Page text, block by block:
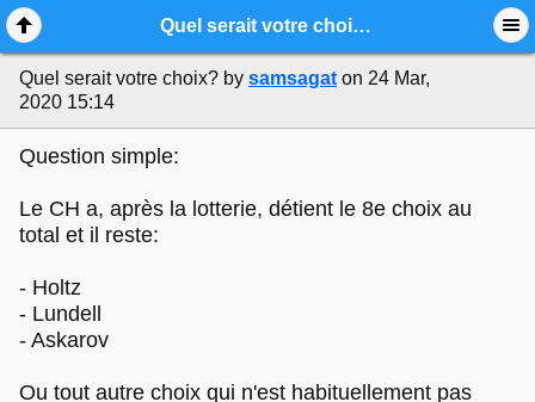
Quel serait votre choix?
Quel serait votre choix? by samsagat on 24 Mar,
2020 15:14
Question simple:
Le CH a, après la lotterie, détient le 8e choix au
total et il reste:
- Holtz
- Lundell
- Askarov
Ou tout autre choix qui n'est habituellement pas